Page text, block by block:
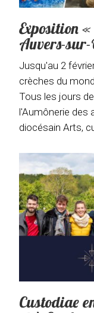
Exposition
Auvers-
Jusqu'au 2
crèches du
Tous les jours
l'Aumônerie des
diocésain Arts,
Custodiae